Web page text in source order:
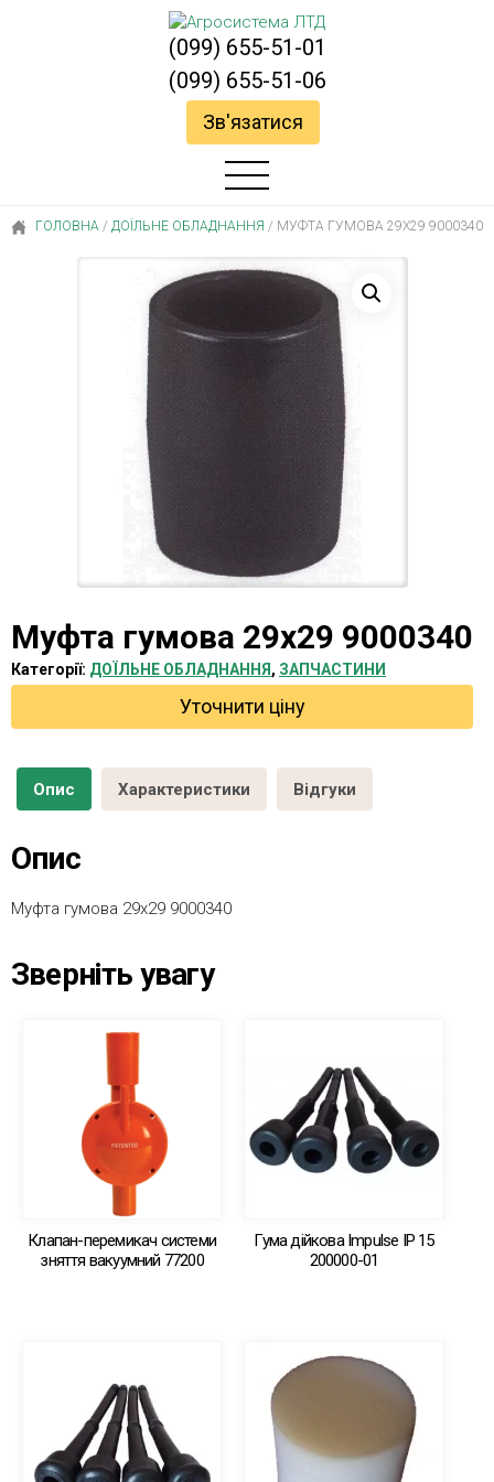
(099) 655-51-01
(099) 655-51-06
Зв'язатися
ГОЛОВНА / ДОЇЛЬНЕ ОБЛАДНАННЯ / МУФТА ГУМОВА 29Х29 9000340
Муфта гумова 29х29 9000340
Категорії: ДОЇЛЬНЕ ОБЛАДНАННЯ , ЗАПЧАСТИНИ
Уточнити ціну
Опис Характеристики Відгуки
Опис
Муфта гумова 29х29 9000340
Зверніть увагу
Клапан-перемикач системи
зняття вакуумний 77200
Гума дійкова Impulse IP 15
200000-01